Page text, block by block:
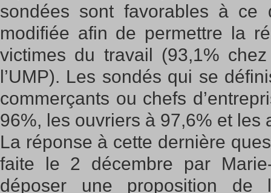
sondées sont favorables à ce
modifiée afin de permettre la
victimes du travail (93,1%
l’UMP). Les sondés qui se
commerçants ou chefs
96%, les ouvriers à 97,6% et les
La réponse à cette dernière
faite le 2 décembre par
déposer une proposition